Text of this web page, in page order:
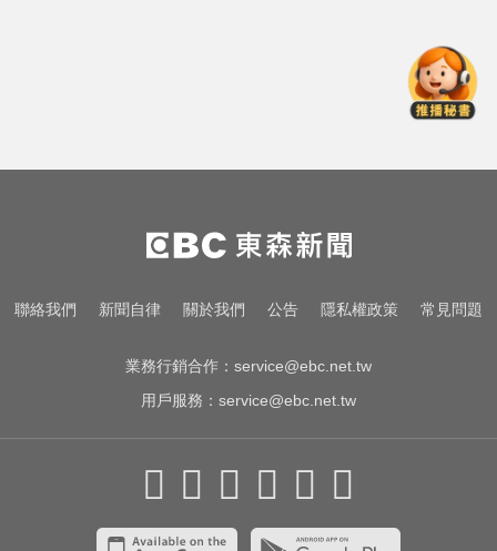
失明 醫揭防護指南
NBA／灰熊前鋒克拉克死因出爐 法
醫認定毒品意外
熊本強震！台灣送帳篷成搶手物資
聯絡我們 新聞自律 關於我們 公告 隱私權政策 常見問題
業務行銷合作： service@ebc.net.tw
用戶服務： service@ebc.net.tw